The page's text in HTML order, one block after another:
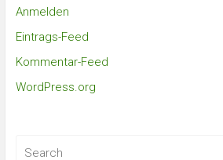
Anmelden
Eintrags-Feed
Kommentar-Feed
WordPress.org